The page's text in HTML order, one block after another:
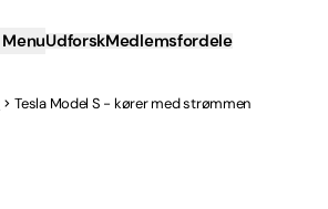
MenuUdforskMedlemsfordele
Tesla Model S - kører med strømmen